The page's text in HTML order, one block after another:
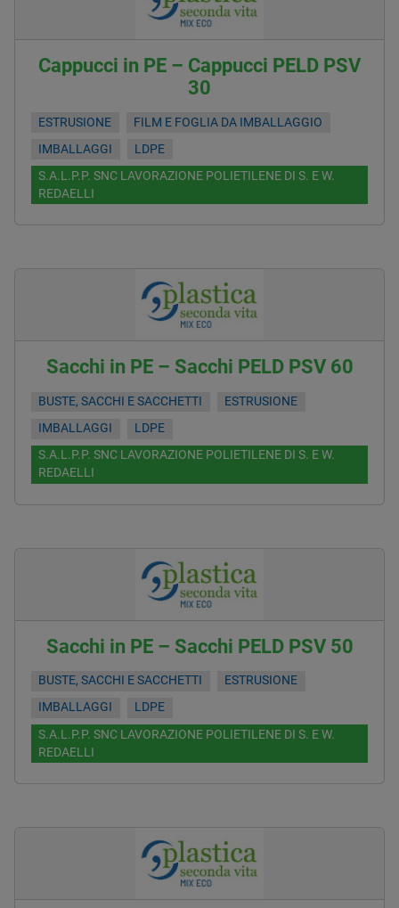
Cappucci in PE – Cappucci PELD PSV
30
ESTRUSIONE
FILM E FOGLIA DA IMBALLAGGIO
IMBALLAGGI
LDPE
S.A.L.P.P. SNC LAVORAZIONE POLIETILENE DI S. E W.
REDAELLI
Sacchi in PE – Sacchi PELD PSV 60
BUSTE, SACCHI E SACCHETTI
ESTRUSIONE
IMBALLAGGI
LDPE
S.A.L.P.P. SNC LAVORAZIONE POLIETILENE DI S. E W.
REDAELLI
Sacchi in PE – Sacchi PELD PSV 50
BUSTE, SACCHI E SACCHETTI
ESTRUSIONE
IMBALLAGGI
LDPE
S.A.L.P.P. SNC LAVORAZIONE POLIETILENE DI S. E W.
REDAELLI